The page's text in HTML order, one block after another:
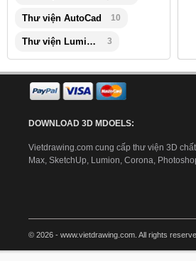
Thư viện AutoCad 10
Thư viện Lumion 3
DOWNLOAD 3D MDOELS:
Vietdrawing.com cung cấp thư viện 3D
Max, SketchUp, Lumion, Corona,
© 2026 - www.vietdrawing.com. All rights